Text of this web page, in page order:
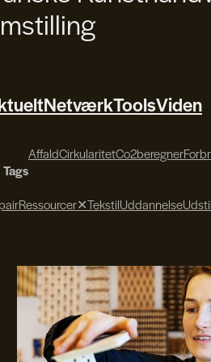
NetværkToolsViden
Tags
AffaldCirkularitetCo2beregner
Ressourcer✕TekstilUddannelse
Søren Svendsen